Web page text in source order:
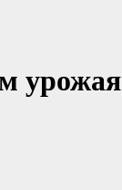
урожая